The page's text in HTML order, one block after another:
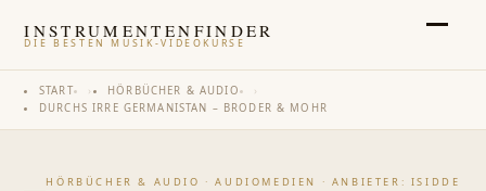
INSTRUMENTENFINDER
DIE BESTEN MUSIK-VIDEOKURSE
START › HÖRBÜCHER & AUDIO
›
DURCHS IRRE GERMANISTAN – BRODER & MOHR
HÖRBÜCHER & AUDIO · AUDIOMEDIEN · ANBIETER: ISIDDE